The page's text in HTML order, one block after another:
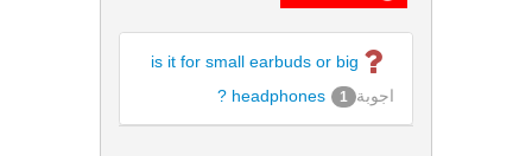
is it for small earbuds or big
headphones ?
اجوبة 1